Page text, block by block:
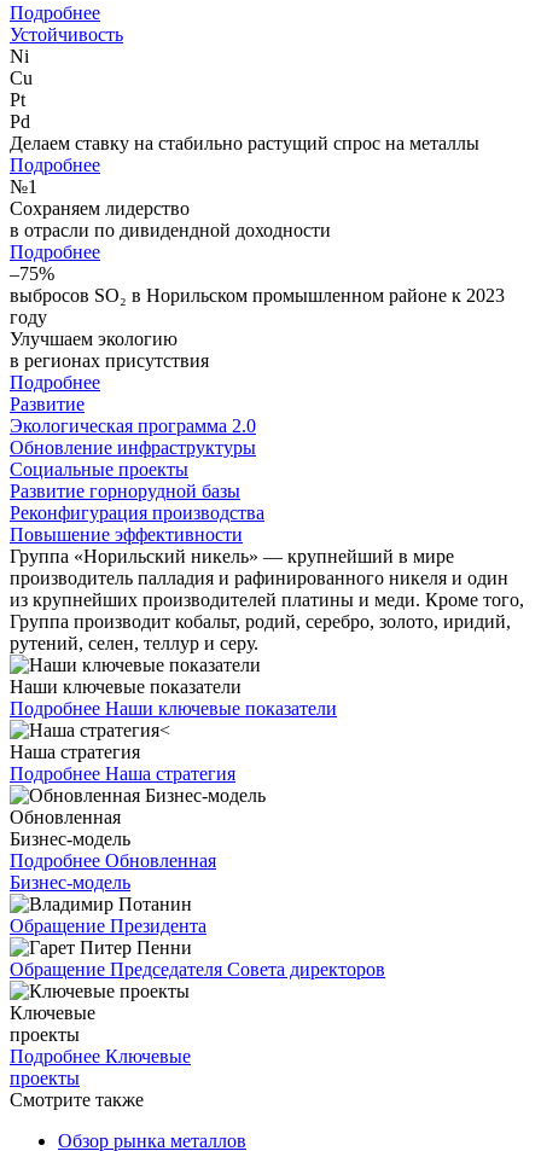
Подробнее
Устойчивость
Ni
Cu
Pt
Pd
Делаем ставку на стабильно растущий спрос на металлы
Подробнее
№1
Сохраняем лидерство
в отрасли по дивидендной доходности
Подробнее
–75%
выбросов SO₂ в Норильском промышленном районе к 2023
году
Улучшаем экологию
в регионах присутствия
Подробнее
Развитие
Экологическая программа 2.0
Обновление инфраструктуры
Социальные проекты
Развитие горнорудной базы
Реконфигурация производства
Повышение эффективности
Группа «Норильский никель» — крупнейший в мире
производитель палладия и рафинированного никеля и один
из крупнейших производителей платины и меди. Кроме того,
Группа производит кобальт, родий, серебро, золото, иридий,
рутений, селен, теллур и серу.
Наши ключевые показатели
Подробнее Наши ключевые показатели
Наша стратегия
Подробнее Наша стратегия
Обновленная
Бизнес-модель
Подробнее Обновленная
Бизнес-модель
Обращение Президента
Обращение Председателя Совета директоров
Ключевые
проекты
Подробнее Ключевые
проекты
Смотрите также
Обзор рынка металлов